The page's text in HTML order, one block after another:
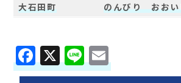
大石田町
のんびり おおい
F
a
X Li
n
E
m